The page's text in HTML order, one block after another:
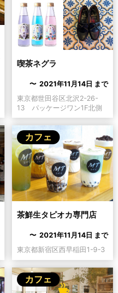
喫茶ネグラ
〜 2021年11月14日 まで
東京都世田谷区北沢2-26-
13 パッケージワン1F北側
カフェ
茶鮮生タピオカ専門店
〜 2021年11月14日 まで
東京都新宿区西早稲田1-9-3
カフェ